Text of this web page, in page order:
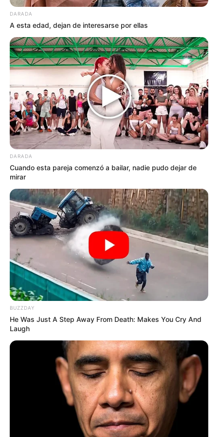
DARADA
A esta edad, dejan de interesarse por ellas
DARADA
Cuando esta pareja comenzó a bailar, nadie pudo dejar de
mirar
BUZZDAY
He Was Just A Step Away From Death: Makes You Cry And
Laugh